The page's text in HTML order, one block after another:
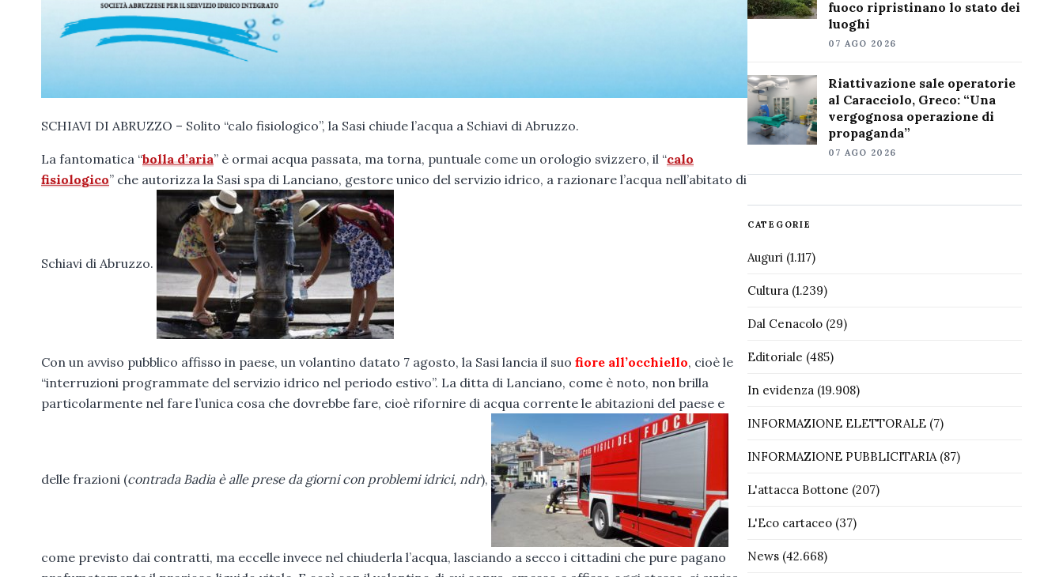
SCHIAVI DI ABRUZZO – Solito “calo fisiologico”, la Sasi chiude l’acqua a Schiavi di Abruzzo.
La fantomatica “bolla d’aria” è ormai acqua passata, ma torna, puntuale come un orologio svizzero, il “calo
fisiologico” che autorizza la Sasi spa di Lanciano, gestore unico del servizio idrico, a razionare l’acqua nell’abitato di
Schiavi di Abruzzo.
Con un avviso pubblico affisso in paese, un volantino datato 7 agosto, la Sasi lancia il suo fiore all’occhiello, cioè le
“interruzioni programmate del servizio idrico nel periodo estivo”. La ditta di Lanciano, come è noto, non brilla
particolarmente nel fare l’unica cosa che dovrebbe fare, cioè rifornire di acqua corrente le abitazioni del paese e
delle frazioni (contrada Badia è alle prese da giorni con problemi idrici, ndr),
come previsto dai contratti, ma eccelle invece nel chiuderla l’acqua, lasciando a secco i cittadini che pure pagano
fuoco ripristinano lo stato dei
luoghi
07 AGO 2026
Riattivazione sale operatorie
al Caracciolo, Greco: “Una
vergognosa operazione di
propaganda”
07 AGO 2026
CATEGORIE
Auguri(1.117)
Cultura(1.239)
Dal Cenacolo(29)
Editoriale (485)
In evidenza(19.908)
INFORMAZIONE ELETTORALE(7)
INFORMAZIONE PUBBLICITARIA(87)
L'attacca Bottone (207)
L'Eco cartaceo(37)
News(42.668)